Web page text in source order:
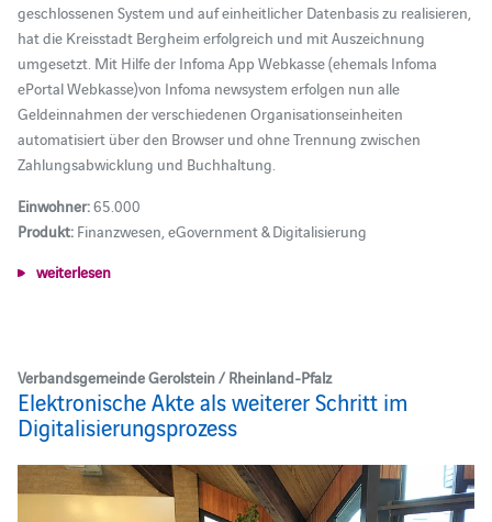
geschlossenen System und auf einheitlicher Datenbasis zu realisieren,
hat die Kreisstadt Bergheim erfolgreich und mit Auszeichnung
umgesetzt. Mit Hilfe der Infoma App Webkasse (ehemals Infoma
ePortal Webkasse)von Infoma newsystem erfolgen nun alle
Geldeinnahmen der verschiedenen Organisationseinheiten
automatisiert über den Browser und ohne Trennung zwischen
Zahlungsabwicklung und Buchhaltung.
Einwohner:65.000
Produkt:Finanzwesen, eGovernment & Digitalisierung
weiterlesen
Verbandsgemeinde Gerolstein / Rheinland-Pfalz
Elektronische Akte als weiterer Schritt im
Digitalisierungsprozess